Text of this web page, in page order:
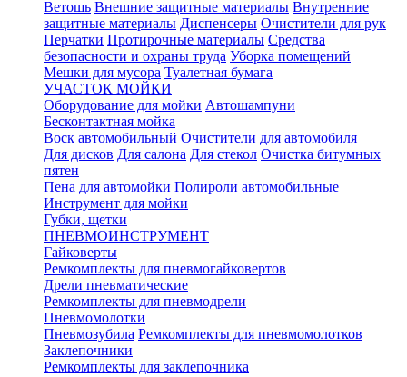
Ветошь Внешние защитные материалы Внутренние
защитные материалы Диспенсеры Очистители для рук
Перчатки Протирочные материалы Средства
безопасности и охраны труда Уборка помещений
Мешки для мусора Туалетная бумага
УЧАСТОК МОЙКИ
Оборудование для мойки Автошампуни
Бесконтактная мойка
Воск автомобильный Очистители для автомобиля
Для дисков Для салона Для стекол Очистка битумных
пятен
Пена для автомойки Полироли автомобильные
Инструмент для мойки
Губки, щетки
ПНЕВМОИНСТРУМЕНТ
Гайковерты
Ремкомплекты для пневмогайковертов
Дрели пневматические
Ремкомплекты для пневмодрели
Пневмомолотки
Пневмозубила Ремкомплекты для пневмомолотков
Заклепочники
Ремкомплекты для заклепочника